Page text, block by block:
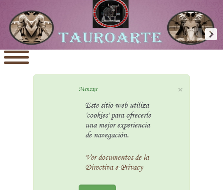
×
Mensaje
Este sitio web utiliza
'cookies' para ofrecerle
una mejor experiencia
de navegación.
Ver documentos de la
Directiva e-Privacy